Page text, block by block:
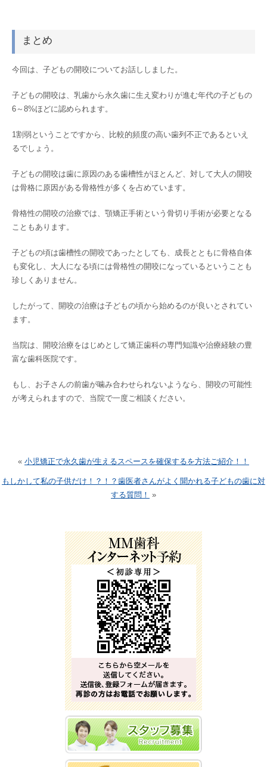
まとめ
今回は、子どもの開咬についてお話ししました。
子どもの開咬は、乳歯から永久歯に生え変わりが進む年代の子どもの
6～8%ほどに認められます。
1割弱ということですから、比較的頻度の高い歯列不正であるといえ
るでしょう。
子どもの開咬は歯に原因のある歯槽性がほとんど、対して大人の開咬
は骨格に原因がある骨格性が多くを占めています。
骨格性の開咬の治療では、顎矯正手術という骨切り手術が必要となる
こともあります。
子どもの頃は歯槽性の開咬であったとしても、成長とともに骨格自体
も変化し、大人になる頃には骨格性の開咬になっているということも
珍しくありません。
したがって、開咬の治療は子どもの頃から始めるのが良いとされてい
ます。
当院は、開咬治療をはじめとして矯正歯科の専門知識や治療経験の豊
富な歯科医院です。
もし、お子さんの前歯が噛み合わせられないようなら、開咬の可能性
が考えられますので、当院で一度ご相談ください。
« 小児矯正で永久歯が生えるスペースを確保するを方法ご紹介！！
もしかして私の子供だけ！？！？歯医者さんがよく聞かれる子どもの歯に対
する質問！ »